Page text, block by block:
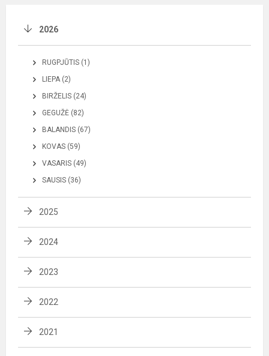
2026
RUGPJŪTIS (1)
LIEPA (2)
BIRŽELIS (24)
GEGUŽĖ (82)
BALANDIS (67)
KOVAS (59)
VASARIS (49)
SAUSIS (36)
2025
2024
2023
2022
2021